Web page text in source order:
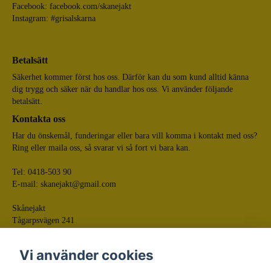
Facebook: facebook.com/skanejakt
Instagram: #grisalskarna
Betalsätt
Säkerhet kommer först hos oss. Därför kan du som kund alltid känna
dig trygg och säker när du handlar hos oss. Vi använder följande
betalsätt.
Kontakta oss
Har du önskemål, funderingar eller bara vill komma i kontakt med oss?
Ring eller maila oss, så svarar vi så fort vi bara kan.
Tel: 0418-503 90
E-mail: skanejakt@gmail.com
Skånejakt
Tågarpsvägen 241
Vi använder cookies